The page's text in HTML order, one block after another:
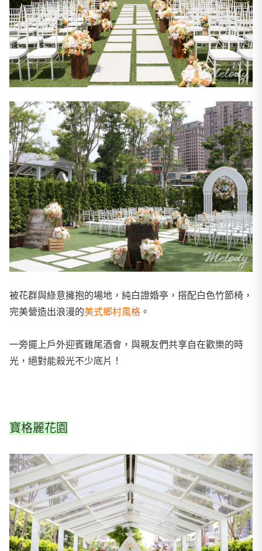
被花群與綠意擁抱的場地，純白證婚亭，搭配白色竹節椅，
完美營造出浪漫的美式鄉村風格 。
一旁擺上戶外迎賓雞尾酒會，與親友們共享自在歡樂的時
光，絕對能殺光不少底片！
寶格麗花園